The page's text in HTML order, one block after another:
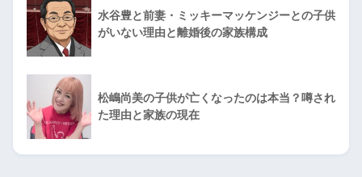
水谷豊と前妻・ミッキーマッケンジーとの子供
がいない理由と離婚後の家族構成
松嶋尚美の子供が亡くなったのは本当？噂され
た理由と家族の現在